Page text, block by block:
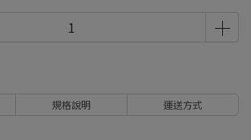
規格說明 運送方式